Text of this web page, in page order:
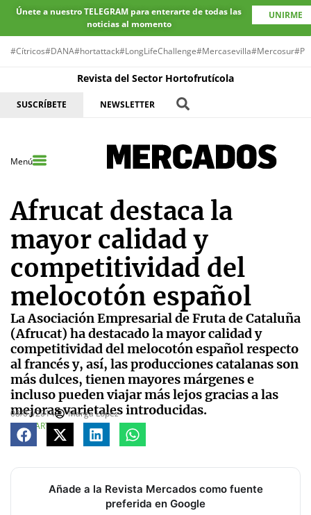
Únete a nuestro TELEGRAM para enterarte de todas las
noticias al momento
UNIRME
#Cítricos#DANA#hortattack#LongLifeChallenge#Mercasevilla#Mercosur
Revista del Sector Hortofrutícola
SUSCRÍBETE NEWSLETTER
Menú
Afrucat destaca la
mayor calidad y
competitividad del
melocotón español
La Asociación Empresarial de Fruta de Cataluña
(Afrucat) ha destacado la mayor calidad y
competitividad del melocotón español respecto
al francés y, así, las producciones catalanas son
más dulces, tienen mayores márgenes e
incluso pueden viajar más lejos gracias a las
mejoras varietales introducidas.
08/07/2014
Marga López
COMPARTE
Añade a la Revista Mercados como fuente
preferida en Google